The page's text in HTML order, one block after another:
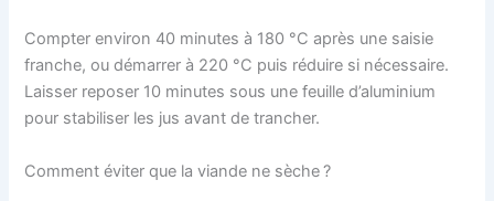
Compter environ 40 minutes à 180 °C après une saisie
franche, ou démarrer à 220 °C puis réduire si nécessaire.
Laisser reposer 10 minutes sous une feuille d’aluminium
pour stabiliser les jus avant de trancher.
Comment éviter que la viande ne sèche ?